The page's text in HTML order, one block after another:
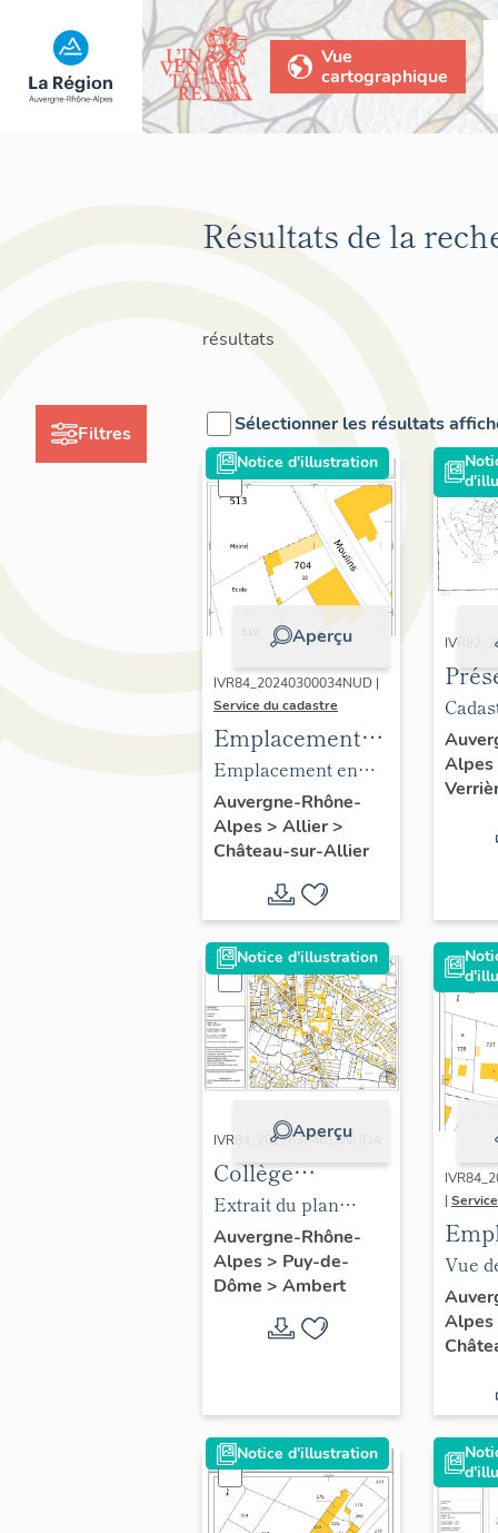
Vue
cartographique
Filtres
Résultats de la
résultats
Sélectionner les résultats
Notice d'illustration
Aperçu
IVR84_20240300034NUD |
Service du cadastre
Emplacement
sur le plan
cadastral de
l'école de
garçons puis
mairie-école
actuellement
mairie
Emplacement en
2021
Auvergne-Rhône-
Alpes> Allier>
Château-sur-Allier
la
Alpes
Notice d'illustration
Aperçu
IVR84_20226304616NUDA
Collège
municipal, puis
lycée polyvalent
Blaise-Pascal
d'Ambert
Extrait du plan
cadastral, 2017.
Auvergne-Rhône-
Alpes> Puy-de-
Dôme > Ambert
|
sur
423,
Vue
Alpes
Notice d'illustration